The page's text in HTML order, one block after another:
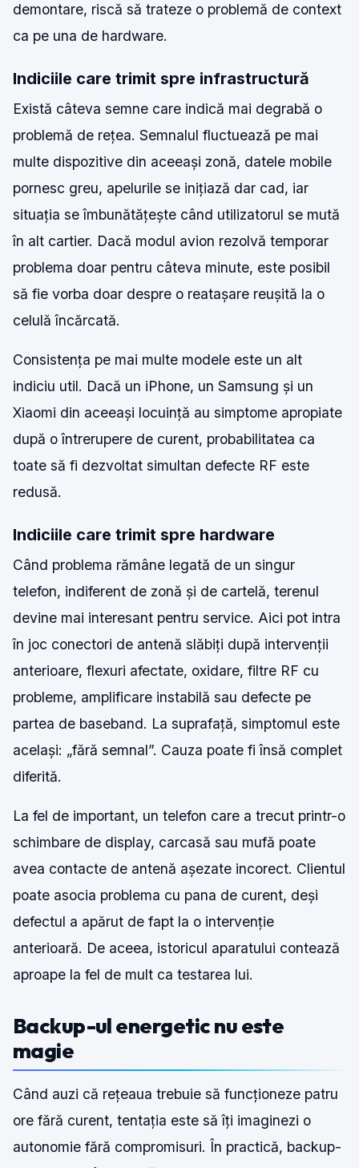
demontare, riscă să trateze o problemă de context
ca pe una de hardware.
Indiciile care trimit spre infrastructură
Există câteva semne care indică mai degrabă o
problemă de rețea. Semnalul fluctuează pe mai
multe dispozitive din aceeași zonă, datele mobile
pornesc greu, apelurile se inițiază dar cad, iar
situația se îmbunătățește când utilizatorul se mută
în alt cartier. Dacă modul avion rezolvă temporar
problema doar pentru câteva minute, este posibil
să fie vorba doar despre o reatașare reușită la o
celulă încărcată.
Consistența pe mai multe modele este un alt
indiciu util. Dacă un iPhone, un Samsung și un
Xiaomi din aceeași locuință au simptome apropiate
după o întrerupere de curent, probabilitatea ca
toate să fi dezvoltat simultan defecte RF este
redusă.
Indiciile care trimit spre hardware
Când problema rămâne legată de un singur
telefon, indiferent de zonă și de cartelă, terenul
devine mai interesant pentru service. Aici pot intra
în joc conectori de antenă slăbiți după intervenții
anterioare, flexuri afectate, oxidare, filtre RF cu
probleme, amplificare instabilă sau defecte pe
partea de baseband. La suprafață, simptomul este
același: „fără semnal”. Cauza poate fi însă complet
diferită.
La fel de important, un telefon care a trecut printr-o
schimbare de display, carcasă sau mufă poate
avea contacte de antenă așezate incorect. Clientul
poate asocia problema cu pana de curent, deși
defectul a apărut de fapt la o intervenție
anterioară. De aceea, istoricul aparatului contează
aproape la fel de mult ca testarea lui.
Backup-ul energetic nu este
magie
Când auzi că rețeaua trebuie să funcționeze patru
ore fără curent, tentația este să îți imaginezi o
autonomie fără compromisuri. În practică, backup-